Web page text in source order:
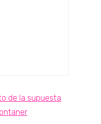
de la supuesta